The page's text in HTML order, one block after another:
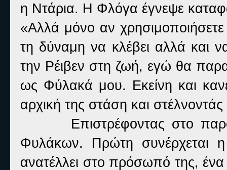
η Ντάρια. Η Φλόγα έγνεψε
«Αλλά μόνο αν χρησιμοποιήσετε
τη δύναμη να κλέβει αλλά και
την Ρέιβεν στη ζωή, εγώ θα
ως Φύλακά μου. Εκείνη και
αρχική της στάση και
Επιστρέφοντας στο
Φυλάκων. Πρώτη συνέρχεται η
ανατέλλει στο πρόσωπό της,